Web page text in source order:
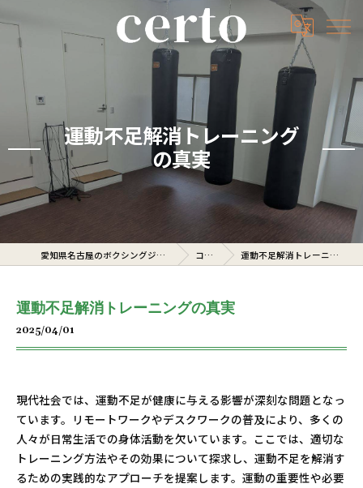
運動不足解消トレーニング
の真実
愛知県名古屋のボクシングジムならcerto コラム 運動不足解消トレーニングの真実
運動不足解消トレーニングの真実
2025/04/01
現代社会では、運動不足が健康に与える影響が深刻な問題となっ
ています。リモートワークやデスクワークの普及により、多くの
人々が日常生活での身体活動を欠いています。ここでは、適切な
トレーニング方法やその効果について探求し、運動不足を解消す
るための実践的なアプローチを提案します。運動の重要性や必要